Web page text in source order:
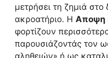
μετρήσει τη ζημιά στο
ακροατήριο. Η Αποψη
φορτίζουν
παρουσιάζοντάς τον
αληθειών» ή ως